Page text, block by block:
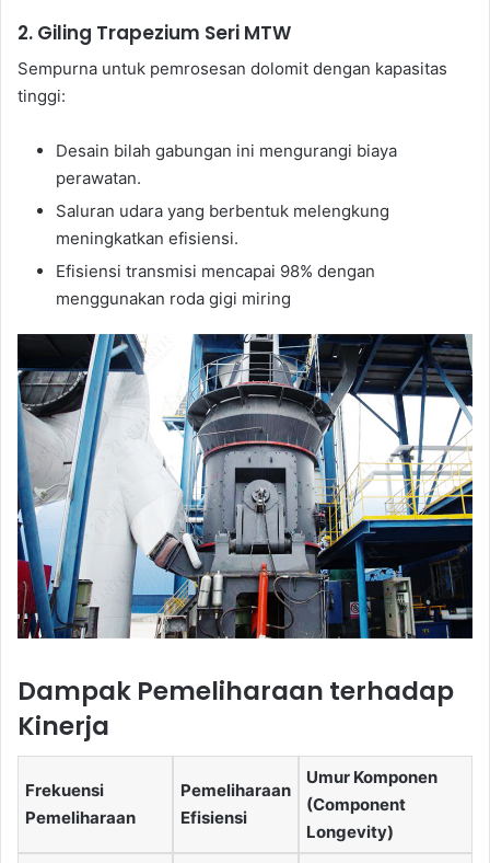
2. Giling Trapezium Seri MTW
Sempurna untuk pemrosesan dolomit dengan kapasitas
tinggi:
Desain bilah gabungan ini mengurangi biaya
perawatan.
Saluran udara yang berbentuk melengkung
meningkatkan efisiensi.
Efisiensi transmisi mencapai 98% dengan
menggunakan roda gigi miring
Dampak Pemeliharaan terhadap
Kinerja
Frekuensi
Pemeliharaan
Pemeliharaan
Efisiensi
Umur Komponen
(Component
Longevity)